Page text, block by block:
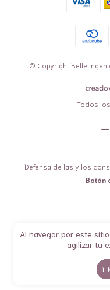
Al navegar por este sitio
agilizar tu
© Copyright Belle
Todos
Defensa de las y los
Botón